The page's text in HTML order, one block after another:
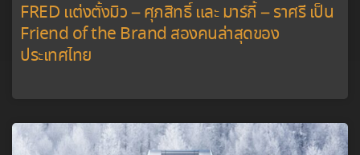
FRED แต่งตั้งมิว – ศุภสิทธิ์ และ มาร์กี้ – ราศรี เป็น
Friend of the Brand สองคนล่าสุดของ
ประเทศไทย